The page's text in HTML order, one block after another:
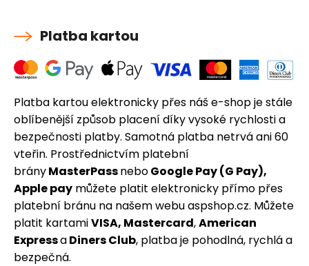
Platba kartou
Platba kartou elektronicky přes náš e-shop je stále
oblíbenější způsob placení díky vysoké rychlosti a
bezpečnosti platby. Samotná platba netrvá ani 60
vteřin. Prostřednictvím platební
brányMasterPassneboGoogle Pay (G Pay),
Apple pay můžete platit elektronicky přímo přes
platební bránu na našem webu aspshop.cz. Můžete
platit kartamiVISA, Mastercard,American
ExpressaDiners Club, platba je pohodlná, rychlá a
bezpečná.